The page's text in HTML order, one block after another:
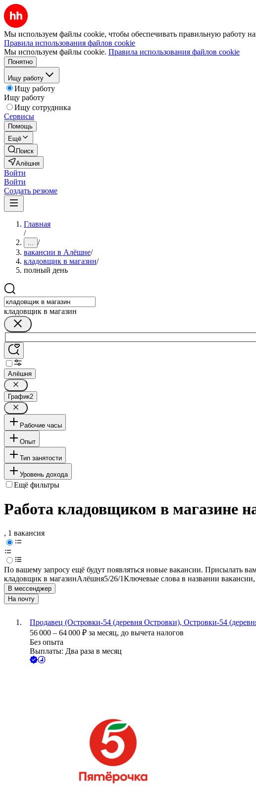
Мы используем файлы cookie, чтобы обеспечивать правильную работу
Правила использования файлов cookie
Мы используем файлы cookie. Правила использования файлов cookie
Понятно
Ищу работу
Ищу работу
Ищу работу
Ищу сотрудника
Сервисы
Помощь
Ещё
Поиск
Алёшня
Войти
Войти
Создать резюме
Главная
/
... /
вакансии в Алёшне/
кладовщик в магазин/
полный день
кладовщик в магазин
Алёшня
График2
Рабочие часы
Опыт
Тип занятости
Уровень дохода
Ещё фильтры
Работа кладовщиком в магазине
, 1 вакансия
По вашему запросу ещё будут появляться новые вакансии. Присылать
кладовщик в магазинАлёшня5/26/1Ключевые слова в названии
В мессенджер
На почту
Продавец (Островки-54 (деревня Островки), Островки-54
56 000 – 64 000 ₽ за месяц, до вычета налогов
Без опыта
Выплаты: Два раза в месяц